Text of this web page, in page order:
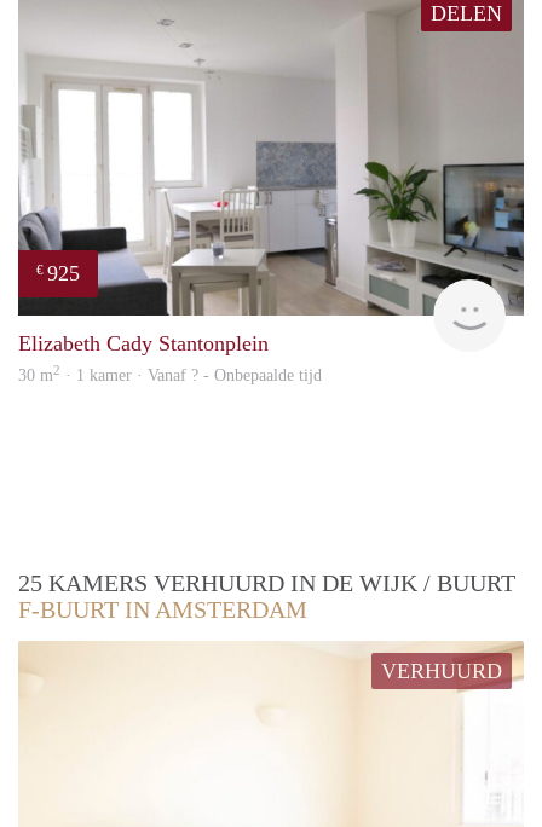
DELEN
€ 925
Elizabeth Cady Stantonplein
30 m2 · 1 kamer · Vanaf ? - Onbepaalde tijd
25 KAMERS VERHUURD IN DE WIJK / BUURT
F-BUURT IN AMSTERDAM
VERHUURD